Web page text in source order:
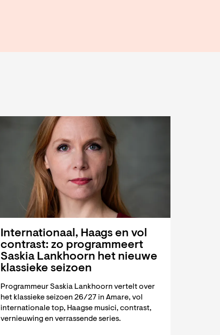
Internationaal, Haags en vol
contrast: zo programmeert
Saskia Lankhoorn het nieuwe
klassieke seizoen
Programmeur Saskia Lankhoorn vertelt over
het klassieke seizoen 26/27 in Amare, vol
internationale top, Haagse musici, contrast,
vernieuwing en verrassende series.